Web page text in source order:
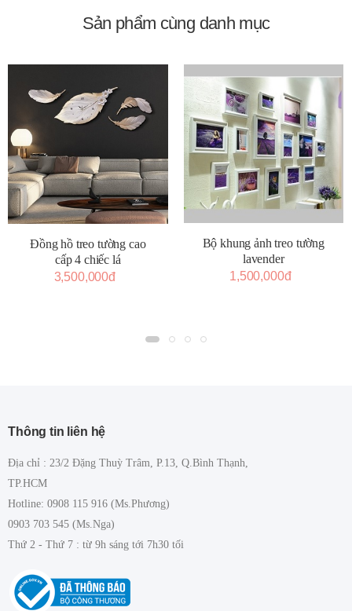
Sản phẩm cùng danh mục
Đồng hồ treo tường cao
cấp 4 chiếc lá
3,500,000đ
Bộ khung ảnh treo tường
lavender
1,500,000đ
Thông tin liên hệ
Địa chỉ : 23/2 Đặng Thuỳ Trâm, P.13, Q.Bình Thạnh,
TP.HCM
Hotline: 0908 115 916 (Ms.Phương)
0903 703 545 (Ms.Nga)
Thứ 2 - Thứ 7 : từ 9h sáng tới 7h30 tối